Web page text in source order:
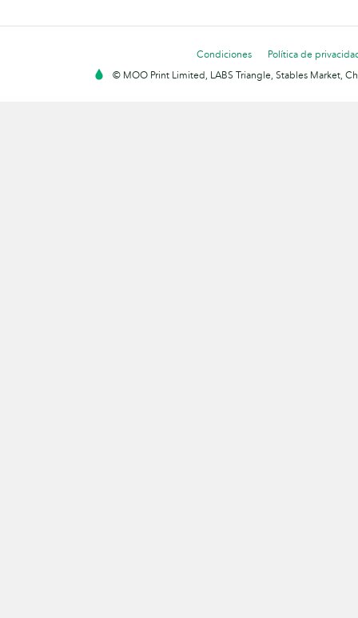
Condiciones
Política de
© MOO Print Limited, LABS Triangle, Stables Market,